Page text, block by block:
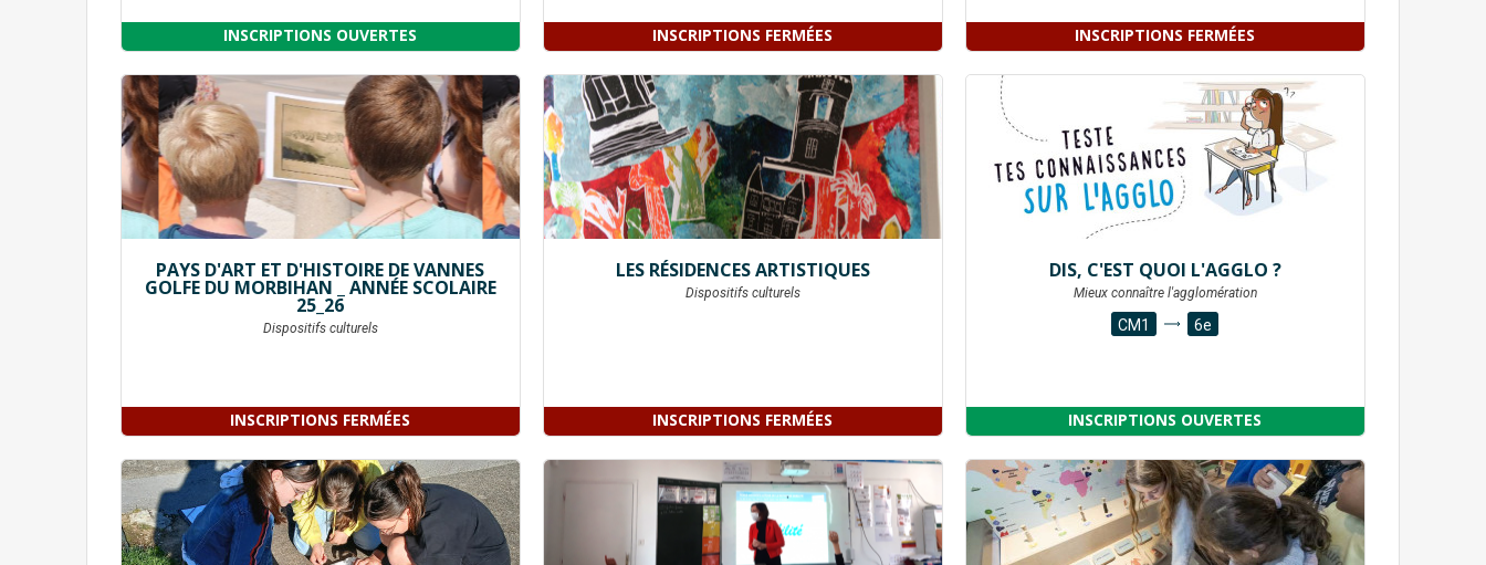
INSCRIPTIONS OUVERTES INSCRIPTIONS FERMÉES INSCRIPTIONS FERMÉES
INSCRIPTIONS FERMÉES
PAYS D'ART ET D'HISTOIRE DE VANNES
GOLFE DU MORBIHAN _ ANNÉE SCOLAIRE
25_26
Dispositifs culturels
INSCRIPTIONS FERMÉES
LES RÉSIDENCES ARTISTIQUES
Dispositifs culturels
INSCRIPTIONS OUVERTES
DIS, C'EST QUOI L'AGGLO ?
Mieux connaître l'agglomération
CM1 6e